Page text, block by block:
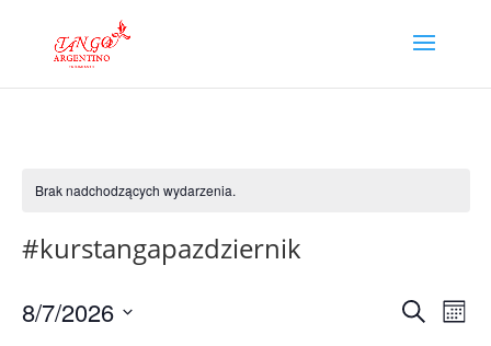
Brak nadchodzących wydarzenia.
#kurstangapazdziernik
Szukaj
8/7/2026